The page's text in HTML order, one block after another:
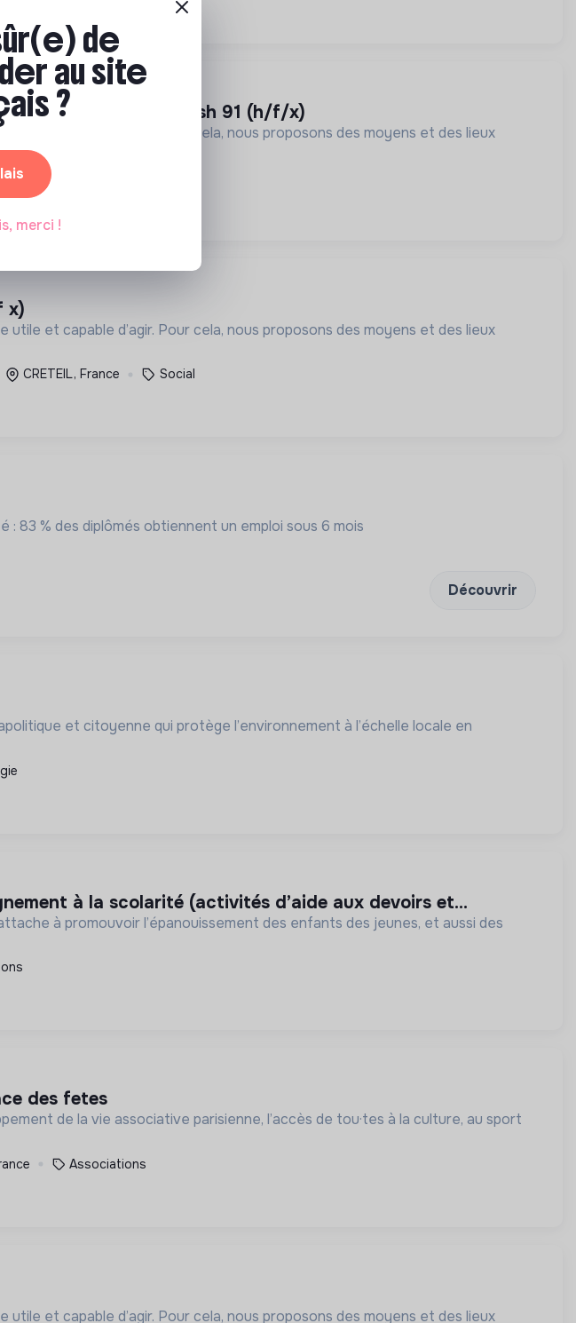
dépendance à la pash 91 (h/f/x)
et capable d’agir. Pour cela, nous proposons des moyens et des lieux
CRETEIL, France
x)
et capable d’agir. Pour cela, nous proposons des moyens et des lieux
CRETEIL, France Social
83 % des diplômés obtiennent un emploi sous 6 mois
Découvrir
et citoyenne qui protège l’environnement à l’échelle locale en
à la scolarité (activités d’aide aux devoirs et...
à promouvoir l’épanouissement des enfants des jeunes, et aussi des
des fetes
de la vie associative parisienne, l’accès de tou·tes à la culture, au sport
Associations
et capable d’agir. Pour cela, nous proposons des moyens et des lieux
de
au site
?
merci !